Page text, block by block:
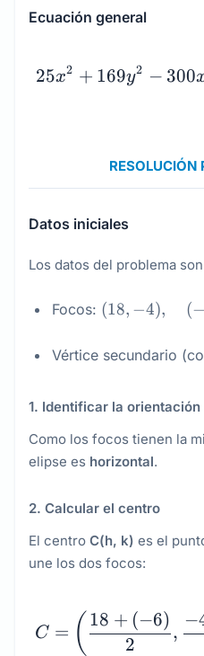
Ecuación general
25x2 + 169y2 − 300
RESOLUCIÓN
Datos iniciales
Los datos del problema
Focos: (18,
-4),
(-6,
(18, −4), (−
Vértice secundario
1. Identificar la orientación
Como los focos tienen la
elipse es horizontal.
2. Calcular el centro
El centro C(h, k) es el
une los dos focos:
C = ( 2
18 + (−6)
,
−